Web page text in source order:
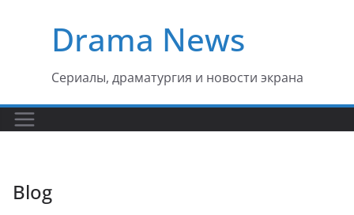
содержимомуDrama News
Сериалы, драматургия и новости экрана
Blog